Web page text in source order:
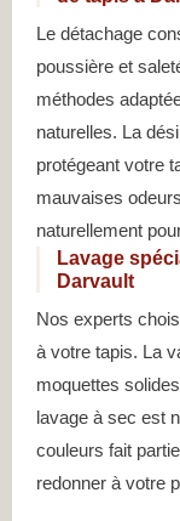
Le détachage
poussière et
méthodes
naturelles. La
protégeant votre
mauvaises
naturellement
Lavage
Darvault
Nos experts
à votre tapis. La
moquettes
lavage à sec est
couleurs fait
redonner à votre